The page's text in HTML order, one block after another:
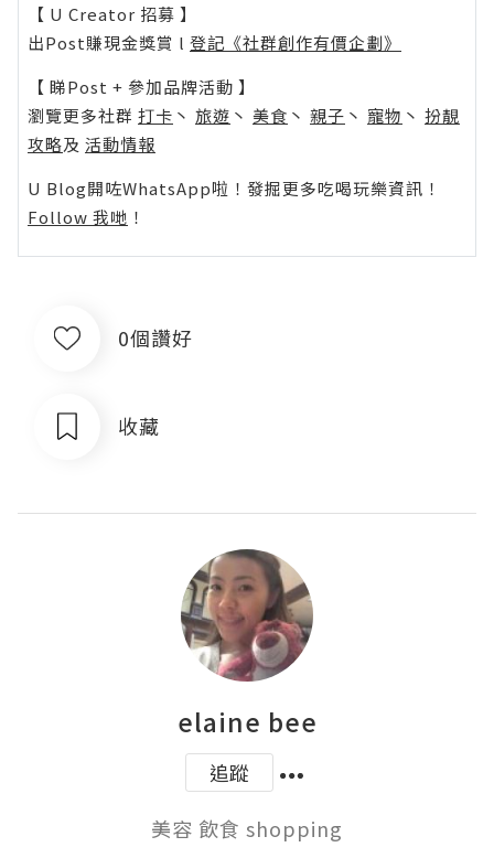
【 U Creator 招募 】
出Post賺現金獎賞 l 登記《社群創作有價企劃》
【 睇Post + 參加品牌活動 】
瀏覽更多社群 打卡 丶 旅遊 丶 美食 丶 親子 丶 寵物 丶 扮靚
攻略及 活動情報
U Blog開咗WhatsApp啦！發掘更多吃喝玩樂資訊！
Follow 我哋 ！
0個讚好
收藏
elaine bee
追蹤
美容 飲食 shopping